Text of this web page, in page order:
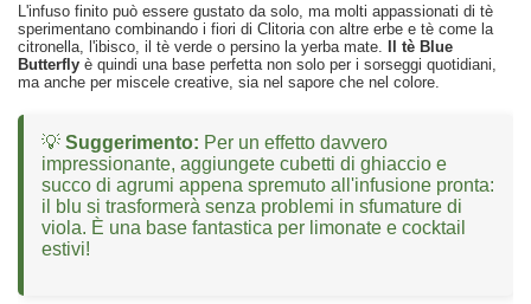
L'infuso finito può essere gustato da solo, ma molti appassionati di tè
sperimentano combinando i fiori di Clitoria con altre erbe e tè come la
citronella, l'ibisco, il tè verde o persino la yerba mate.
Il tè Blue
Butterfly è quindi una base perfetta non solo per i sorseggi quotidiani,
ma anche per miscele creative, sia nel sapore che nel colore.
💡 Suggerimento: Per un effetto davvero
impressionante, aggiungete cubetti di ghiaccio e
succo di agrumi appena spremuto all'infusione pronta:
il blu si trasformerà senza problemi in sfumature di
viola. È una base fantastica per limonate e cocktail
estivi!